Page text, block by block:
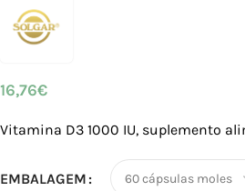
16,76€
Vitamina D3 1000 IU, suplemento
EMBALAGEM